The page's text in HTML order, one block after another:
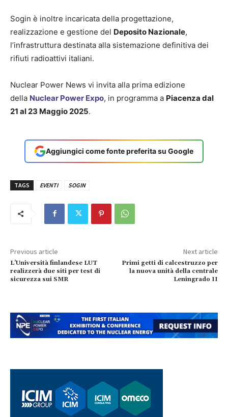
Sogin è inoltre incaricata della progettazione,
realizzazione e gestione del Deposito Nazionale,
l’infrastruttura destinata alla sistemazione definitiva dei
rifiuti radioattivi italiani.
Nuclear Power News vi invita alla prima edizione
della Nuclear Power Expo, in programma a Piacenza dal
21 al 23 Maggio 2025.
Aggiungici come fonte preferita su Google
TAGS EVENTI SOGIN
Previous article
L’Università finlandese LUT
realizzerà due siti per test di
sicurezza sui SMR
Next article
Primi getti di calcestruzzo per
la nuova unità della centrale
Leningrado II